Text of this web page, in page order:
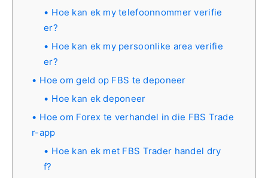
Hoe kan ek my telefoonnommer verifie
er?
Hoe kan ek my persoonlike area verifie
er?
Hoe om geld op FBS te deponeer
Hoe kan ek deponeer
Hoe om Forex te verhandel in die FBS Trade
r-app
Hoe kan ek met FBS Trader handel dry
f?